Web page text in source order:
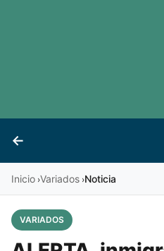
←
Vives
Inicio ›Variados ›Noticia
VARIADOS